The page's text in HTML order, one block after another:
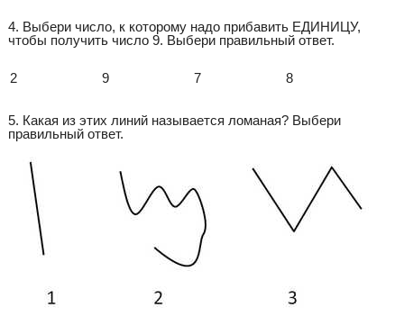
4. Выбери число, к которому надо прибавить ЕДИНИЦУ,
чтобы получить число 9. Выбери правильный ответ.
2 9 7 8
5. Какая из этих линий называется ломаная? Выбери
правильный ответ.